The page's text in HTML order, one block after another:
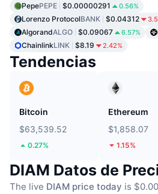
PepePEPE $0.00000291 0.56%
Lorenzo ProtocolBANK $0.04312
AlgorandALGO $0.09067 6.57%
ChainlinkLINK $8.19 2.42%
Tendencias
Bitcoin
$63,539.52
0.27%
Ethereum
$1,858.07
1.15%
DIAM Datos de
The live DIAM price today is